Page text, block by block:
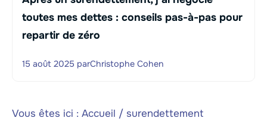
toutes mes dettes : conseils pas-à-pas pour
repartir de zéro
15 août 2025 parChristophe Cohen
Vous êtes ici : Accueil / surendettement